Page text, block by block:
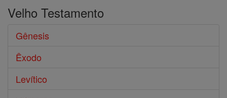
Velho Testamento
Gênesis
Êxodo
Levítico